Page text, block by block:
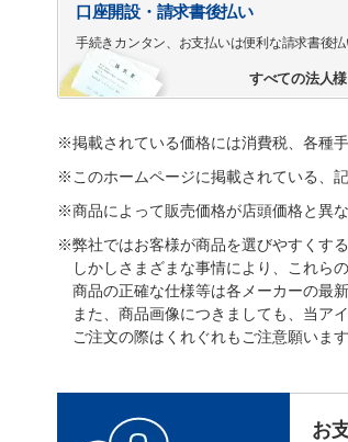
口座開設・請求書後払い
手続きカンタン、お支払いは便利な請求書後
すべての法人様
※掲載されている価格には消費税、各種
※このホームページに掲載されている、
※商品によって販売価格が店頭価格と異な
※弊社ではお客様が商品を選びやすくす
しかしさまざまな事情により、これら
商品の正確な仕様等は各メーカーの最
また、商品画像につきましても、当ア
ご注文の際はくれぐれもご注意願いま
お